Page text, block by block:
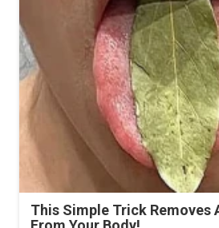
This Simple Trick Removes